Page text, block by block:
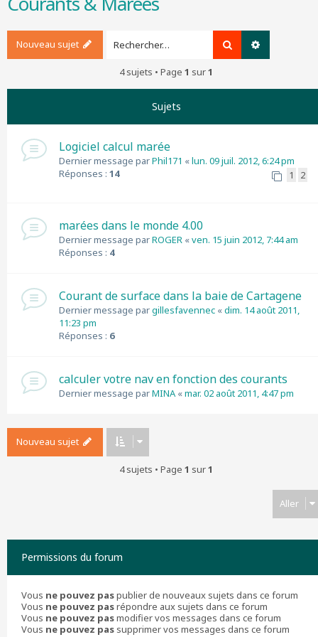
Nouveau sujet Rechercher
4 sujets • Page 1 sur1
Sujets
Logiciel calcul marée
Dernier message parPhil171 «lun. 09 juil. 2012, 6:24 pm
Réponses : 14 1 2
marées dans le monde 4.00
Dernier message parROGER «ven. 15 juin 2012, 7:44 am
Réponses : 4
Courant de surface dans la baie de Cartagene
Dernier message pargillesfavennec «dim. 14 août 2011,
11:23 pm
Réponses : 6
calculer votre nav en fonction des courants
Dernier message parMINA«mar. 02 août 2011, 4:47 pm
Nouveau sujet
4 sujets • Page 1 sur1
Aller
Permissions du forum
Vous ne pouvez paspublier de nouveaux sujets dans ce forum
Vous ne pouvez pasrépondre aux sujets dans ce forum
Vous ne pouvez pasmodifier vos messages dans ce forum
Vous ne pouvez pas supprimer vos messages dans ce forum